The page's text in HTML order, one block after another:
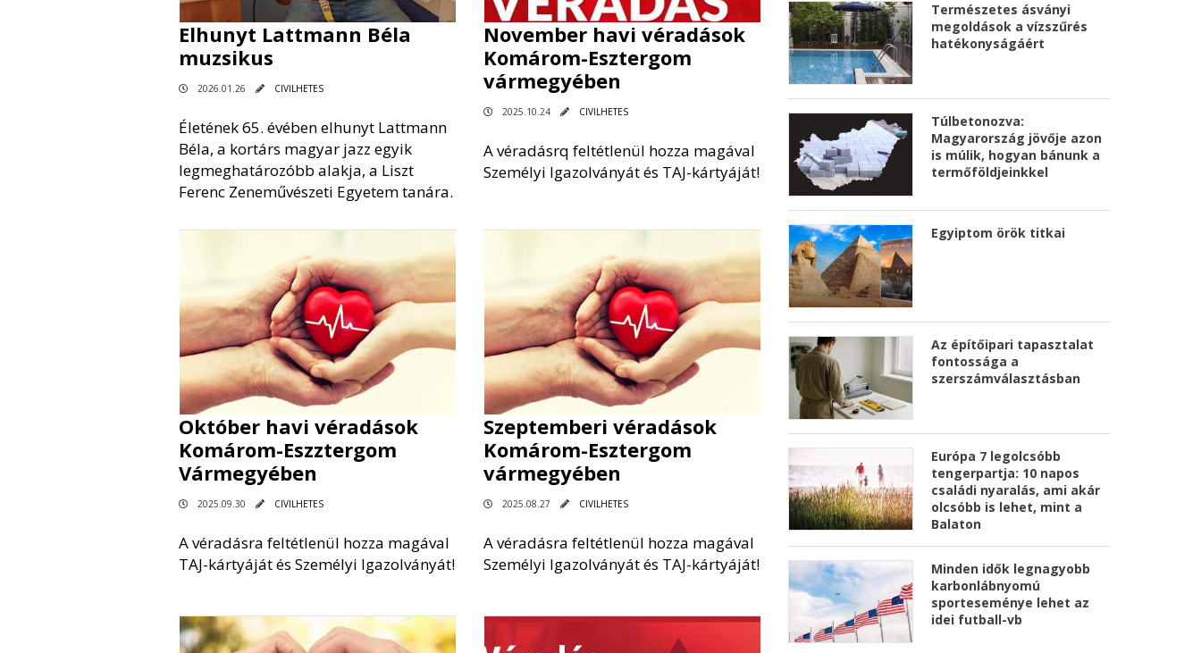
Elhunyt Lattmann Béla
muzsikus
2026.01.26 CIVILHETES
Életének 65. évében elhunyt Lattmann
Béla, a kortárs magyar jazz egyik
legmeghatározóbb alakja, a Liszt
Ferenc Zeneművészeti Egyetem tanára.
November havi véradások
Komárom-Esztergom
vármegyében
2025.10.24 CIVILHETES
A véradásrq feltétlenül hozza magával
Személyi Igazolványát és TAJ-kártyáját!
Október havi véradások
Komárom-Eszztergom
Vármegyében
2025.09.30 CIVILHETES
A véradásra feltétlenül hozza magával
TAJ-kártyáját és Személyi Igazolványát!
Szeptemberi véradások
Komárom-Esztergom
vármegyében
2025.08.27 CIVILHETES
A véradásra feltétlenül hozza magával
Személyi Igazolványát és TAJ-kártyáját!
Természetes ásványi
megoldások a vízszűrés
hatékonyságáért
Túlbetonozva:
Magyarország jövője azon
is múlik, hogyan bánunk a
termőföldjeinkkel
Egyiptom örök titkai
Az építőipari tapasztalat
fontossága a
szerszámválasztásban
Európa 7 legolcsóbb
tengerpartja: 10 napos
családi nyaralás, ami akár
olcsóbb is lehet, mint a
Balaton
Minden idők legnagyobb
karbonlábnyomú
sporteseménye lehet az
idei futball-vb